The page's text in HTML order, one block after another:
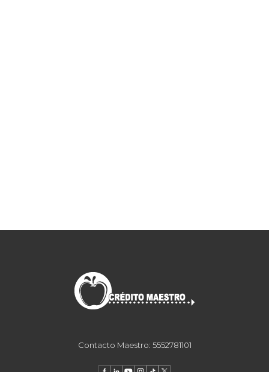
Contacto Maestro: 5552781101